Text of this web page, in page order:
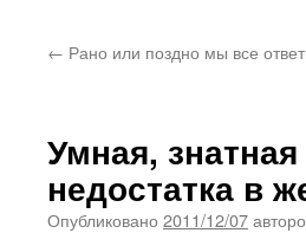
← Рано или поздно мы все
Умная,
недостатка в
Опубликовано 2011/12/07